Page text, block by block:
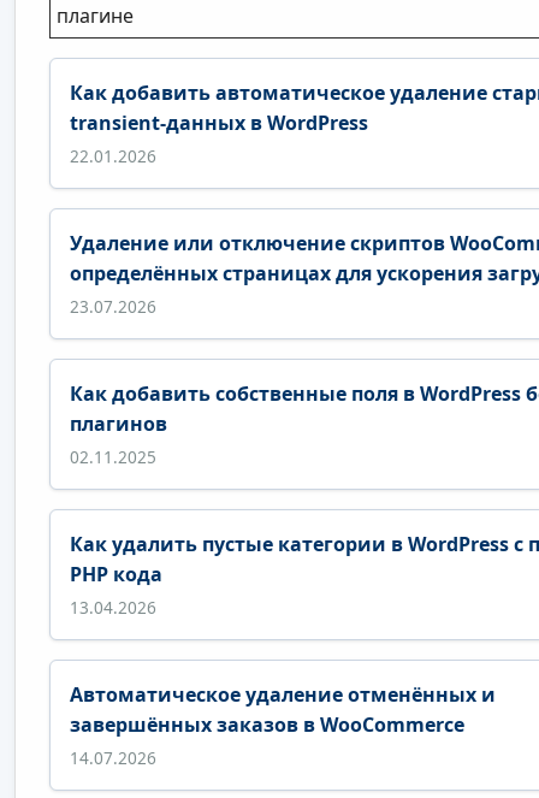
плагине
Как добавить автоматическое удаление
transient-данных в WordPress
22.01.2026
Удаление или отключение скриптов
определённых страницах для ускорения
23.07.2026
Как добавить собственные поля в WordPress
плагинов
02.11.2025
Как удалить пустые категории в WordPress
PHP кода
13.04.2026
Автоматическое удаление отменённых и
завершённых заказов в WooCommerce
14.07.2026